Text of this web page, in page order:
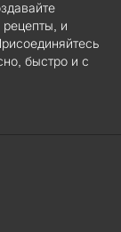
и
быстро и с